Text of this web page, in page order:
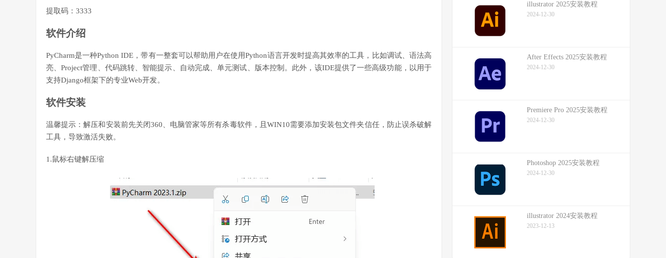
提取码：3333
软件介绍
PyCharm是一种Python IDE，带有一整套可以帮助用户在使用Python语言开发时提高其效率的工具，比如调试、语法高
亮、Project管理、代码跳转、智能提示、自动完成、单元测试、版本控制。此外，该IDE提供了一些高级功能，以用于
支持Django框架下的专业Web开发。
软件安装
温馨提示：解压和安装前先关闭360、电脑管家等所有杀毒软件，且WIN10需要添加安装包文件夹信任，防止误杀破解
工具，导致激活失败。
1.鼠标右键解压缩
illustrator 2025安装教程
2024-12-30
After Effects 2025安装教程
2024-12-30
Premiere Pro 2025安装教程
2024-12-30
Photoshop 2025安装教程
2024-12-30
illustrator 2024安装教程
2023-12-13